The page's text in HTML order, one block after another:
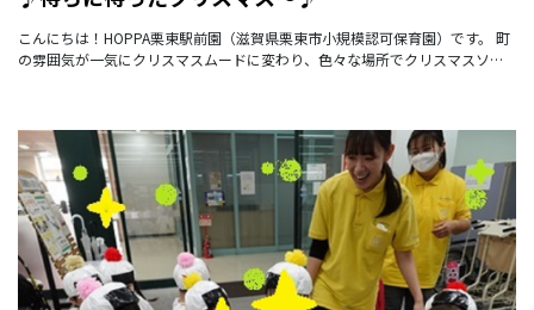
こんにちは！HOPPA栗東駅前園（滋賀県栗東市小規模認可保育園）です。 町
の雰囲気が一気にクリスマスムードに変わり、色々な場所でクリスマスソン